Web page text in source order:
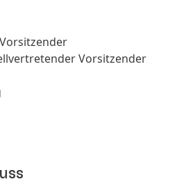
Vorsitzender